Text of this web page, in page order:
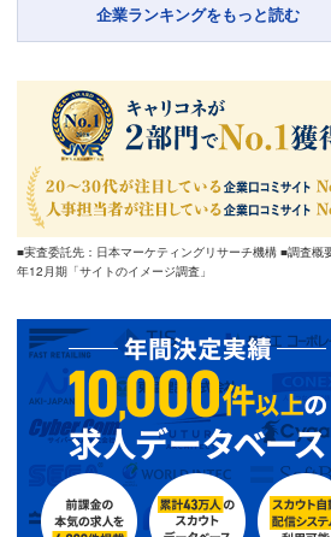
企業ランキングをもっと読む
■実査委託先：日本マーケティングリサーチ機構 ■調査概
年12月期「サイトのイメージ調査」